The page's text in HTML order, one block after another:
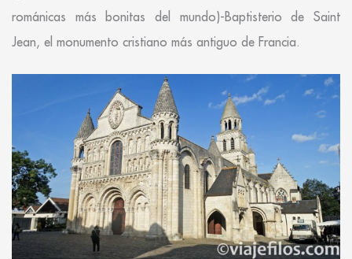
románicas más bonitas del mundo)-Baptisterio de Saint
Jean, el monumento cristiano más antiguo de Francia.